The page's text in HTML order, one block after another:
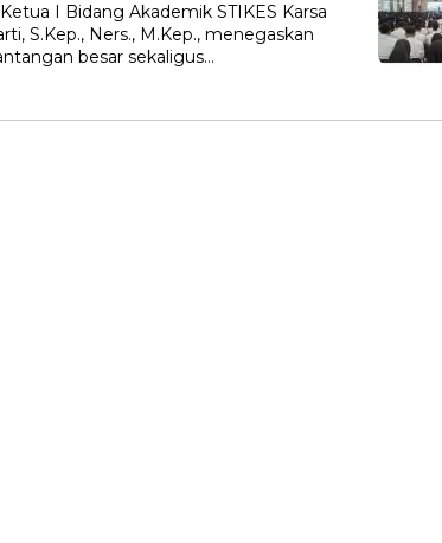
I Bidang Akademik STIKES Karsa
S.Kep., Ners., M.Kep., menegaskan
besar sekaligus…